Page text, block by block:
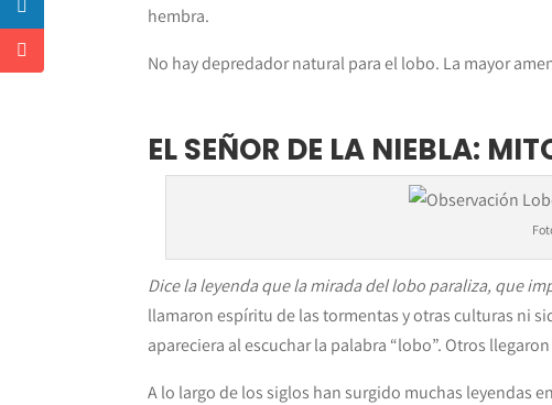
hembra.
No hay depredador natural para el lobo. La mayor
EL SEÑOR DE LA NIEBLA:
Dice la leyenda que la mirada del lobo paraliza, que
llamaron espíritu de las tormentas y otras culturas ni
apareciera al escuchar la palabra “lobo”. Otros
A lo largo de los siglos han surgido muchas leyendas